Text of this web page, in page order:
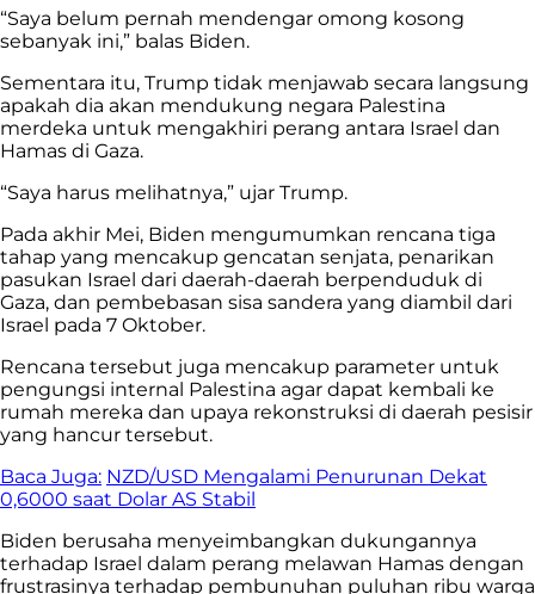
“Saya belum pernah mendengar omong kosong
sebanyak ini,” balas Biden.
Sementara itu, Trump tidak menjawab secara langsung
apakah dia akan mendukung negara Palestina
merdeka untuk mengakhiri perang antara Israel dan
Hamas di Gaza.
“Saya harus melihatnya,” ujar Trump.
Pada akhir Mei, Biden mengumumkan rencana tiga
tahap yang mencakup gencatan senjata, penarikan
pasukan Israel dari daerah-daerah berpenduduk di
Gaza, dan pembebasan sisa sandera yang diambil dari
Israel pada 7 Oktober.
Rencana tersebut juga mencakup parameter untuk
pengungsi internal Palestina agar dapat kembali ke
rumah mereka dan upaya rekonstruksi di daerah pesisir
yang hancur tersebut.
Baca Juga: NZD/USD Mengalami Penurunan Dekat
0,6000 saat Dolar AS Stabil
Biden berusaha menyeimbangkan dukungannya
terhadap Israel dalam perang melawan Hamas dengan
frustrasinya terhadap pembunuhan puluhan ribu warga